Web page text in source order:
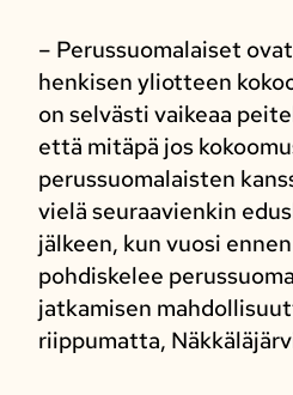
– Perussuomalaiset
henkisen yliotteen
on selvästi vaikeaa
että mitäpä jos
perussuomalaisten
vielä seuraavienkin
jälkeen, kun vuosi
pohdiskelee
jatkamisen
riippumatta,